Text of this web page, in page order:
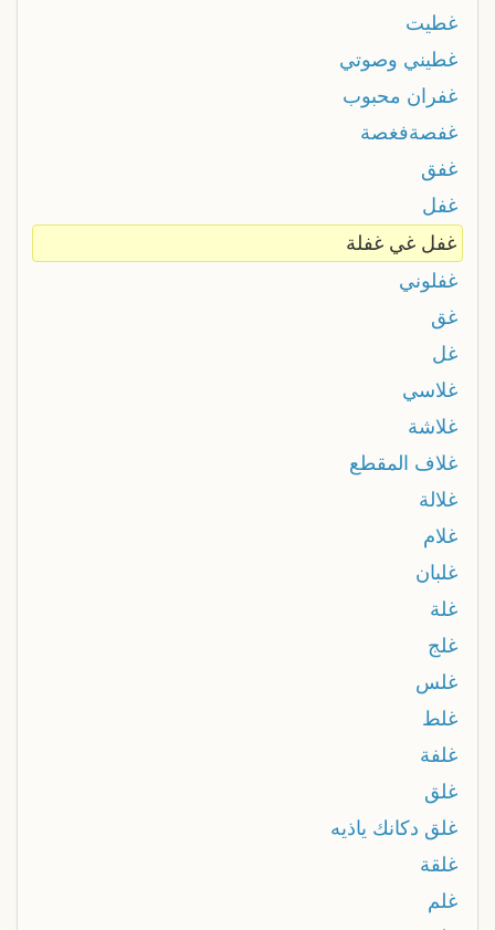
غطيت
غطيني وصوتي
غفران محبوب
غفصةفغصة
غفق
غفل
غفل غي غفلة
غفلوني
غق
غل
غلاسي
غلاشة
غلاف المقطع
غلالة
غلام
غلبان
غلة
غلج
غلس
غلط
غلفة
غلق
غلق دكانك ياذيه
غلقة
غلم